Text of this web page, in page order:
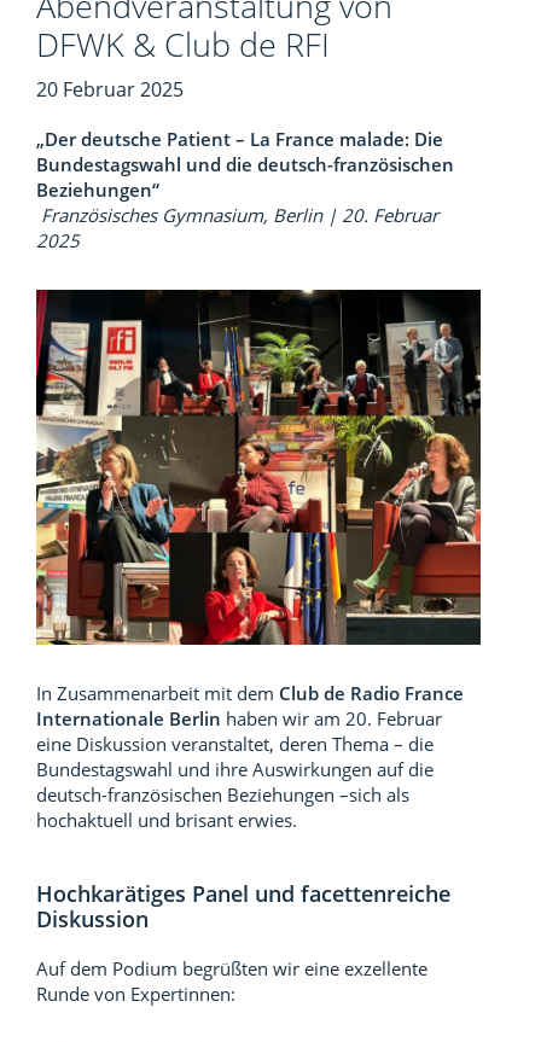
DFWK & Club de RFI
20 Februar 2025
„Der deutsche Patient – La France malade: Die
Bundestagswahl und die deutsch-französischen
Beziehungen“
Französisches Gymnasium, Berlin | 20. Februar
2025
In Zusammenarbeit mit dem Club de Radio France
Internationale Berlin haben wir am 20. Februar
eine Diskussion veranstaltet, deren Thema – die
Bundestagswahl und ihre Auswirkungen auf die
deutsch-französischen Beziehungen –sich als
hochaktuell und brisant erwies.
Hochkarätiges Panel und facettenreiche
Diskussion
Auf dem Podium begrüßten wir eine exzellente
Runde von Expertinnen: